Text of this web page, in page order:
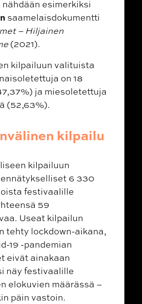
esimerkiksi
saamelaisdokumentti
– Hiljainen
(2021).
kilpailuun valituista
on 18
ja miesoletettuja
(52,63%).
kilpailu
kilpailuun
6 330
festivaalille
59
Useat kilpailun
tehty lockdown-aikana,
19 -pandemian
eivät ainakaan
näy festivaalille
elokuvien määrässä –
päin vastoin.